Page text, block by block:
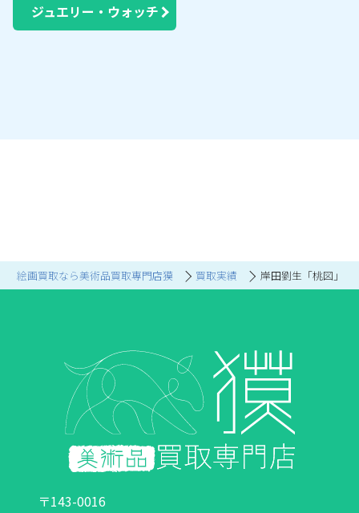
絵画買取なら美術品買取専門店獏 買取実績 岸田劉生「桃図」
ジュエリー・ウォッチ
〒143-0016